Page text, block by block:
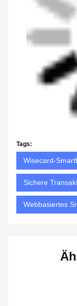
Tags:
Wisecard-
Sichere
Webbasiertes